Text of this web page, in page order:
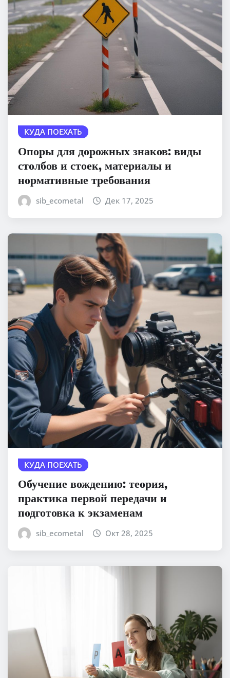
КУДА ПОЕХАТЬ
Опоры для дорожных знаков: виды
столбов и стоек, материалы и
нормативные требования
sib_ecometal Дек 17, 2025
КУДА ПОЕХАТЬ
Обучение вождению: теория,
практика первой передачи и
подготовка к экзаменам
sib_ecometal Окт 28, 2025